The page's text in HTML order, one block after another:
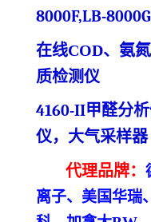
8000F,LB-
在线COD、氨
质检测仪
4160-II甲醛分
仪，大气采样器
代理品牌：
离子、美国华瑞